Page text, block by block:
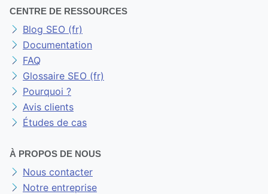
CENTRE DE RESSOURCES
Blog SEO (fr)
Documentation
FAQ
Glossaire SEO (fr)
Pourquoi ?
Avis clients
Études de cas
À PROPOS DE NOUS
Nous contacter
Notre entreprise